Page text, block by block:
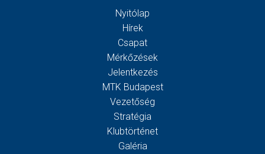
Nyitólap
Hírek
Csapat
Mérkőzések
Jelentkezés
MTK Budapest
Vezetőség
Stratégia
Klubtörténet
Galéria